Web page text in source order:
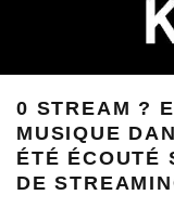
0 STREAM ?
MUSIQUE
ÉTÉ ÉCOUTÉ
DE